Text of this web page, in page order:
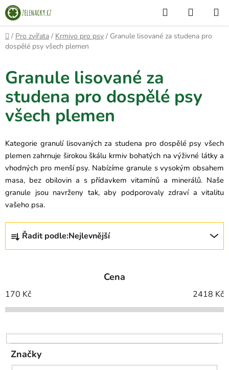
Přejít
na
obsah
Hledat
KOŠÍK
Domů
/ Pro zvířata / Krmivo pro psy / Granule lisované za studena pro
dospělé psy všech plemen
Granule lisované za
studena pro dospělé psy
všech plemen
Kategorie granulí lisovaných za studena pro dospělé psy všech
plemen zahrnuje širokou škálu krmiv bohatých na výživné látky a
vhodných pro menší psy. Nabízíme granule s vysokým obsahem
masa, bez obilovin a s přídavkem vitamínů a minerálů. Naše
granule jsou navrženy tak, aby podporovaly zdraví a vitalitu
vašeho psa.
Ř
z
í
p
o
d
u
Řadit podle:Nejlevnější
Cena
170 Kč 2418 Kč
Značky